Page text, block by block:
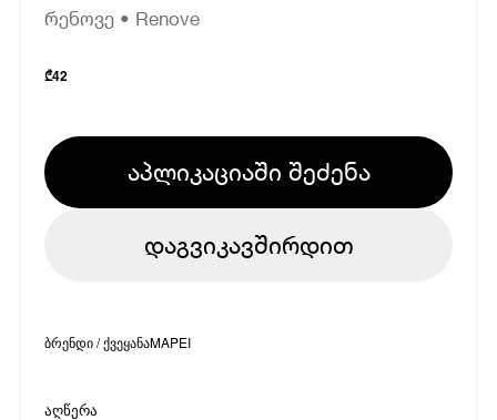
რენოვე • Renove
₾42
აპლიკაციაში შეძენა
დაგვიკავშირდით
ბრენდი / ქვეყანაMAPEI
აღწერა